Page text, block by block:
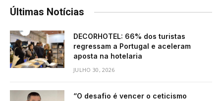
Últimas Notícias
DECORHOTEL: 66% dos turistas
regressam a Portugal e aceleram
aposta na hotelaria
JULHO 30, 2026
“O desafio é vencer o ceticismo